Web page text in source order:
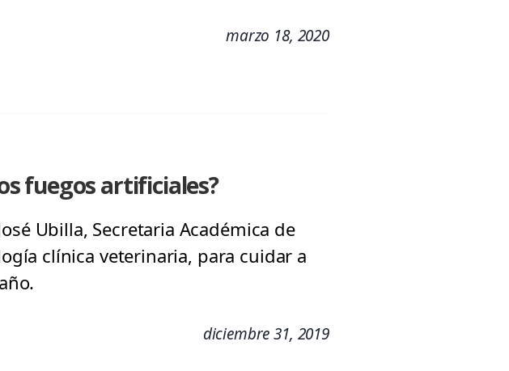
marzo 18, 2020
fuegos artificiales?
Ubilla, Secretaria Académica de
clínica veterinaria, para cuidar a
diciembre 31, 2019